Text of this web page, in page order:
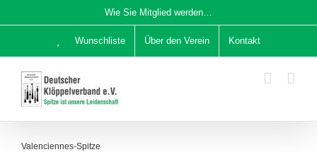
Inhalt
Wie Sie Mitglied werden…
Wunschliste Über den Verein Kontakt
Valenciennes-Spitze